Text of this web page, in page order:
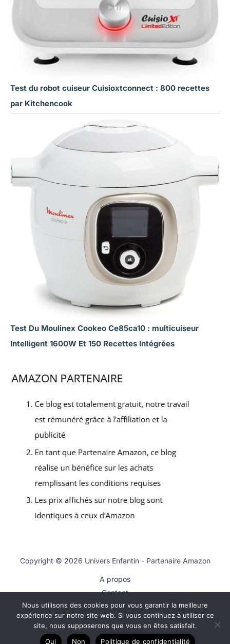
Test du robot cuiseur Cuisioxtconnect : 800 recettes
par Kitchencook
Test Du Moulinex Cookeo Ce85ca10 : multicuiseur
Intelligent 1600W Et 150 Recettes Intégrées
Copyright © 2026 Univers Enfantin - Partenaire Amazon
A propos
Contact
Plan du site
Mentions légales
Politique de confidentialité
Nous utilisons des cookies pour vous garantir la meilleure
expérience sur notre site web. Si vous continuez à utiliser ce
site, nous supposerons que vous en êtes satisfait.
Oui
Non Politique de confidentialité